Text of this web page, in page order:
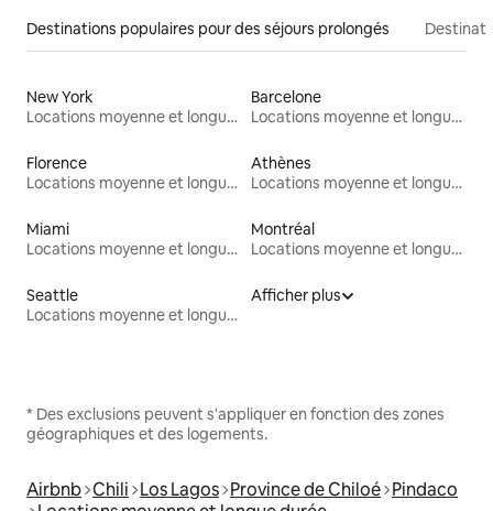
Destinations populaires pour des séjours prolongés
New York
Locations moyenne et longue durée
Barcelone
Locations moyenne et longue durée
Florence
Locations moyenne et longue durée
Athènes
Locations moyenne et longue durée
Miami
Locations moyenne et longue durée
Montréal
Locations moyenne et longue durée
Seattle
Locations moyenne et longue durée
Afficher plus
* Des exclusions peuvent s'appliquer en fonction des zones
géographiques et des logements.
Airbnb Chili Los Lagos Province de Chiloé Pindaco